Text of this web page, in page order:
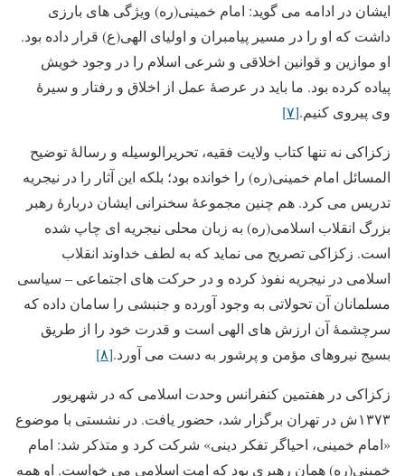
ایشان در ادامه می گوید: امام خمینی(ره) ویژگی های بارزی
داشت که او را در مسیر پیامبران و اولیای الهی(ع) قرار داده بود.
او موازین و قوانین اخلاقی و شرعی اسلام را در وجود خویش
پیاده کرده بود. ما باید در عرصۀ عمل از اخلاق و رفتار و سیرۀ
وی پیروی کنیم.[۷]
زکزاکی نه تنها کتاب ولایت فقیه، تحریرالوسیله و رسالۀ توضیح
المسائل امام خمینی(ره) را خوانده بود؛ بلکه این آثار را در نیجریه
تدریس می کرد. هم چنین مجموعۀ سخنرانی ایشان دربارۀ رهبر
بزرگ انقلاب اسلامی(ره) به زبان محلی نیجریه ای چاپ شده
است. زکزاکی تصریح می نماید که به لطف خداوند انقلاب
اسلامی در نیجریه نفوذ کرده و در حرکت های اجتماعی – سیاسی
مسلمانان آن تحولاتی به وجود آورده و جنبشی را سامان داده که
سرچشمۀ آن ارزش های الهی است و قدرت خود را از طریق
بسیج نیروهای مؤمن و پرشور به دست می آورد.[۸]
زکزاکی در هفتمین کنفرانس وحدت اسلامی که در شهریور
۱۳۷۳ش در تهران برگزار شد، حضور یافت. در نشستی با موضوع
«امام خمینی، احیاگر تفکر دینی» شرکت کرد و متذکر شد: امام
خمینی(ره) همان رهبری بود که امت اسلامی می خواست. او همه